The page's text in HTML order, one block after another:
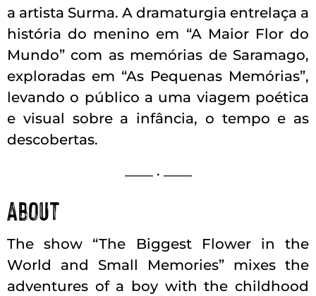
a artista Surma. A dramaturgia entrelaça a
história do menino em “A Maior Flor do
Mundo” com as memórias de Saramago,
exploradas em “As Pequenas Memórias”,
levando o público a uma viagem poética
e visual sobre a infância, o tempo e as
descobertas.
____ . ____
About
The show “The Biggest Flower in the
World and Small Memories” mixes the
adventures of a boy with the childhood